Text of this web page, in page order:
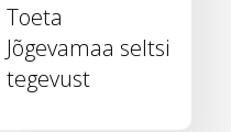
Toeta
Jõgevamaa seltsi
tegevust